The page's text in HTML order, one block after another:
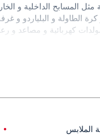
م². يوفر المجمع ميزات غنية مثل المسابح
الطاولة و البلياردو و
كهربائية و مصاعد و
الملابس